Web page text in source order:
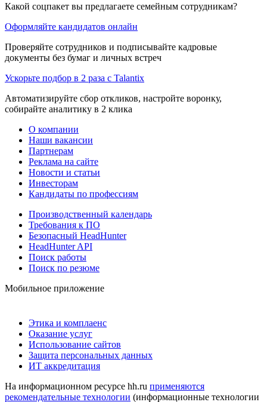
Какой соцпакет вы предлагаете семейным сотрудникам?
Оформляйте кандидатов онлайн
Проверяйте сотрудников и подписывайте кадровые
документы без бумаг и личных встреч
Ускорьте подбор в 2 раза с Talantix
Автоматизируйте сбор откликов, настройте воронку,
собирайте аналитику в 2 клика
О компании
Наши вакансии
Партнерам
Реклама на сайте
Новости и статьи
Инвесторам
Кандидаты по профессиям
Производственный календарь
Требования к ПО
Безопасный HeadHunter
HeadHunter API
Поиск работы
Поиск по резюме
Мобильное приложение
Этика и комплаенс
Оказание услуг
Использование сайтов
Защита персональных данных
ИТ аккредитация
На информационном ресурсе hh.ru применяются
рекомендательные технологии (информационные технологии